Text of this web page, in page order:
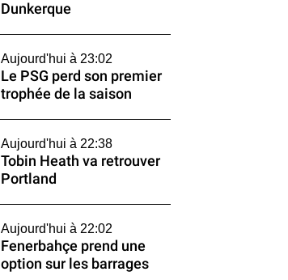
Dunkerque
Aujourd'hui à 23:02
Le PSG perd son premier
trophée de la saison
Aujourd'hui à 22:38
Tobin Heath va retrouver
Portland
Aujourd'hui à 22:02
Fenerbahçe prend une
option sur les barrages